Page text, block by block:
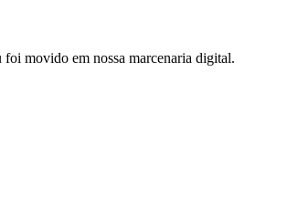
foi movido em nossa marcenaria digital.